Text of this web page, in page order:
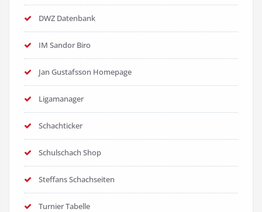
DWZ Datenbank
IM Sandor Biro
Jan Gustafsson Homepage
Ligamanager
Schachticker
Schulschach Shop
Steffans Schachseiten
Turnier Tabelle